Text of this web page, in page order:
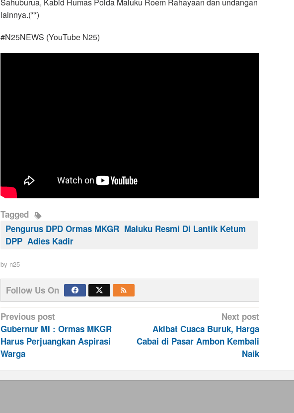
lainnya.(**)
#N25NEWS (YouTube N25)
Tagged
Pengurus DPD Ormas MKGR Maluku Resmi Di Lantik Ketum
DPP Adies Kadir
by n25
Follow Us On
Post
navigation
Previous post
Gubernur MI : Ormas MKGR
Harus Perjuangkan Aspirasi
Warga
Next post
Akibat Cuaca Buruk, Harga
Cabai di Pasar Ambon Kembali
Naik